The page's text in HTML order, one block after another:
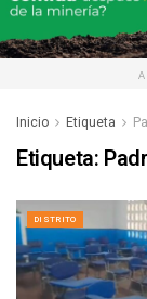
Inicio Etiqueta
Etiqueta:
DISTRITO